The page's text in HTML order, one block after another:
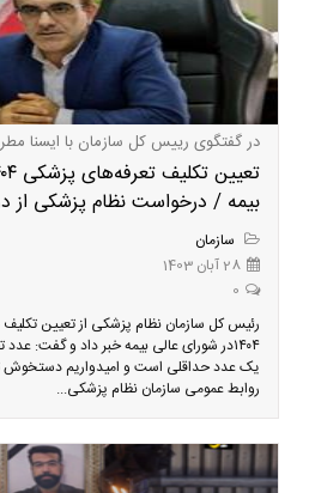
در گفتگوی رییس کل سازمان با ایسنا
بیمه / درخواست نظام پزشکی از
سازمان
28 آبان 1403
0
رئیس کل سازمان نظام پزشکی از تعیین
۱۴۰۴در شورای عالی بیمه خبر داد و گفت:
یک عدد حداقلی است و امیدواریم دستخوش
روابط عمومی سازمان نظام پزشکی...